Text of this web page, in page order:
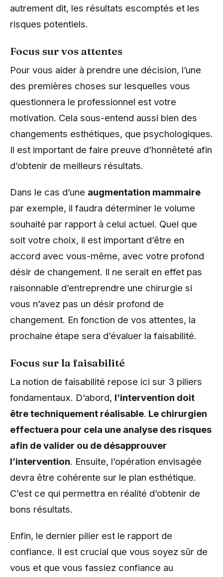
autrement dit, les résultats escomptés et les
risques potentiels.
Focus sur vos attentes
Pour vous aider à prendre une décision, l’une
des premières choses sur lesquelles vous
questionnera le professionnel est votre
motivation. Cela sous-entend aussi bien des
changements esthétiques, que psychologiques.
Il est important de faire preuve d’honnêteté afin
d’obtenir de meilleurs résultats.
Dans le cas d’une augmentation mammaire
par exemple, il faudra déterminer le volume
souhaité par rapport à celui actuel. Quel que
soit votre choix, il est important d’être en
accord avec vous-même, avec votre profond
désir de changement. Il ne serait en effet pas
raisonnable d’entreprendre une chirurgie si
vous n’avez pas un désir profond de
changement. En fonction de vos attentes, la
prochaine étape sera d’évaluer la faisabilité.
Focus sur la faisabilité
La notion de faisabilité repose ici sur 3 piliers
fondamentaux. D’abord, l’intervention doit
être techniquement réalisable. Le chirurgien
effectuera pour cela une analyse des risques
afin de valider ou de désapprouver
l’intervention. Ensuite, l’opération envisagée
devra être cohérente sur le plan esthétique.
C’est ce qui permettra en réalité d’obtenir de
bons résultats.
Enfin, le dernier pilier est le rapport de
confiance. Il est crucial que vous soyez sûr de
vous et que vous fassiez confiance au